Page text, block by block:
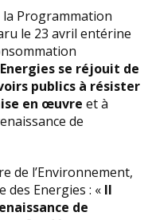
Programmation
le 23 avril entérine
se réjouit de
publics à résister
en œuvre et à
de
de l’Environnement,
des Energies : « Il
de